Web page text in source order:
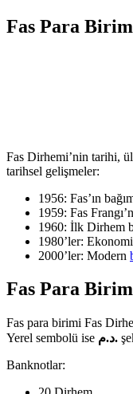
Fas Para
Fas Dirhemi’nin tarihi,
tarihsel gelişmeler:
1956: Fas’ın
1959: Fas
1960: İlk Dirhem
1980’ler:
2000’ler: Modern
Fas Para
Fas para birimi Fas
Yerel sembolü ise
د.م.
Banknotlar: